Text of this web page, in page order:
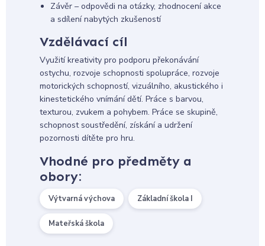
Závěr – odpovědi na otázky, zhodnocení akce
a sdílení nabytých zkušeností
Vzdělávací cíl
Využití kreativity pro podporu překonávání
ostychu, rozvoje schopnosti spolupráce, rozvoje
motorických schopností, vizuálního, akustického i
kinestetického vnímání dětí. Práce s barvou,
texturou, zvukem a pohybem. Práce se skupině,
schopnost soustředění, získání a udržení
pozornosti dítěte pro hru.
Vhodné pro předměty a
obory:
Výtvarná výchova Základní škola I
Mateřská škola